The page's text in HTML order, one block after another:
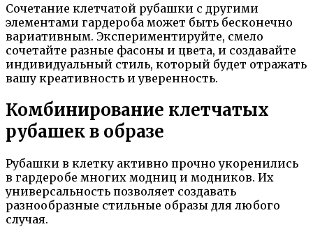
Сочетание клетчатой рубашки с другими
элементами гардероба может быть бесконечно
вариативным. Экспериментируйте, смело
сочетайте разные фасоны и цвета, и создавайте
индивидуальный стиль, который будет отражать
вашу креативность и уверенность.
Комбинирование клетчатых
рубашек в образе
Рубашки в клетку активно прочно укоренились
в гардеробе многих модниц и модников. Их
универсальность позволяет создавать
разнообразные стильные образы для любого
случая.